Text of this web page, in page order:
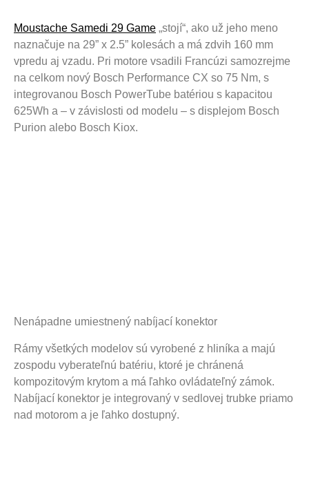
Moustache Samedi 29 Game „stojí“, ako už jeho meno
naznačuje na 29” x 2.5” kolesách a má zdvih 160 mm
vpredu aj vzadu. Pri motore vsadili Francúzi samozrejme
na celkom nový Bosch Performance CX so 75 Nm, s
integrovanou Bosch PowerTube batériou s kapacitou
625Wh a – v závislosti od modelu – s displejom Bosch
Purion alebo Bosch Kiox.
Nenápadne umiestnený nabíjací konektor
Rámy všetkých modelov sú vyrobené z hliníka a majú
zospodu vyberateľnú batériu, ktoré je chránená
kompozitovým krytom a má ľahko ovládateľný zámok.
Nabíjací konektor je integrovaný v sedlovej trubke priamo
nad motorom a je ľahko dostupný.